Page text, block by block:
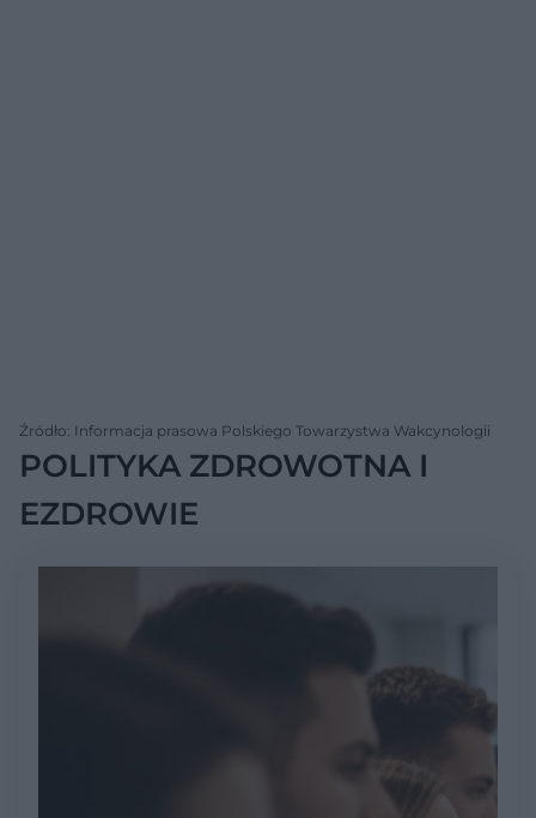
Źródło: Informacja prasowa Polskiego Towarzystwa Wakcynologii
POLITYKA ZDROWOTNA I
EZDROWIE